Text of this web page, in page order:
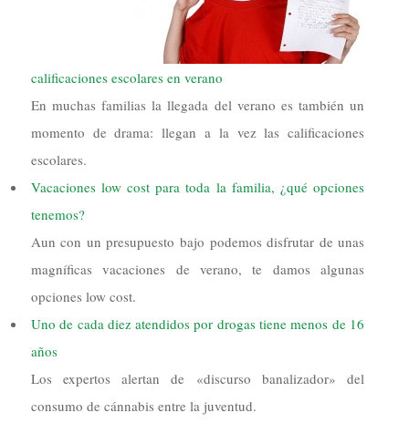
calificaciones escolares en verano
En muchas familias la llegada del verano es también un
momento de drama: llegan a la vez las calificaciones
escolares.
Vacaciones low cost para toda la familia, ¿qué opciones
tenemos?
Aun con un presupuesto bajo podemos disfrutar de unas
magníficas vacaciones de verano, te damos algunas
opciones low cost.
Uno de cada diez atendidos por drogas tiene menos de 16
años
Los expertos alertan de «discurso banalizador» del
consumo de cánnabis entre la juventud.